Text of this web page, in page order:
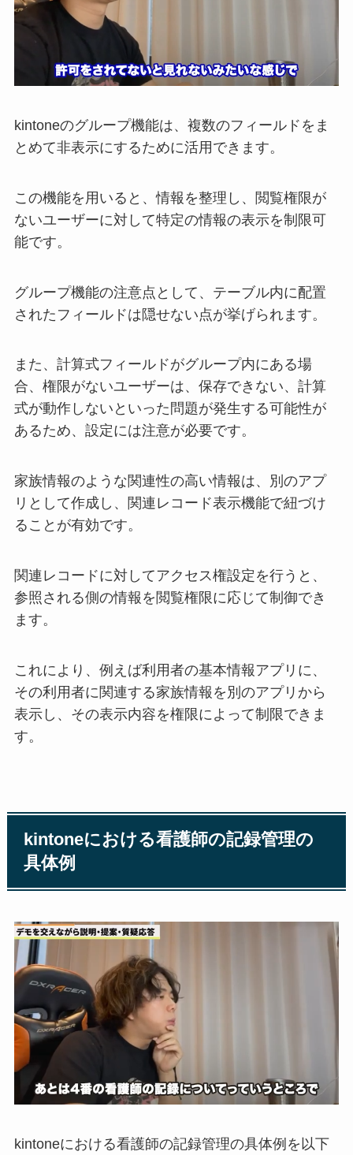
kintoneのグループ機能は、複数のフィールドをま
とめて非表示にするために活用できます。
この機能を用いると、情報を整理し、閲覧権限が
ないユーザーに対して特定の情報の表示を制限可
能です。
グループ機能の注意点として、テーブル内に配置
されたフィールドは隠せない点が挙げられます。
また、計算式フィールドがグループ内にある場
合、権限がないユーザーは、保存できない、計算
式が動作しないといった問題が発生する可能性が
あるため、設定には注意が必要です。
家族情報のような関連性の高い情報は、別のアプ
リとして作成し、関連レコード表示機能で紐づけ
ることが有効です。
関連レコードに対してアクセス権設定を行うと、
参照される側の情報を閲覧権限に応じて制御でき
ます。
これにより、例えば利用者の基本情報アプリに、
その利用者に関連する家族情報を別のアプリから
表示し、その表示内容を権限によって制限できま
す。
kintoneにおける看護師の記録管理の
具体例
kintoneにおける看護師の記録管理の具体例を以下